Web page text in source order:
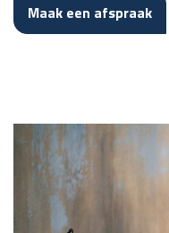
Maak een afspraak